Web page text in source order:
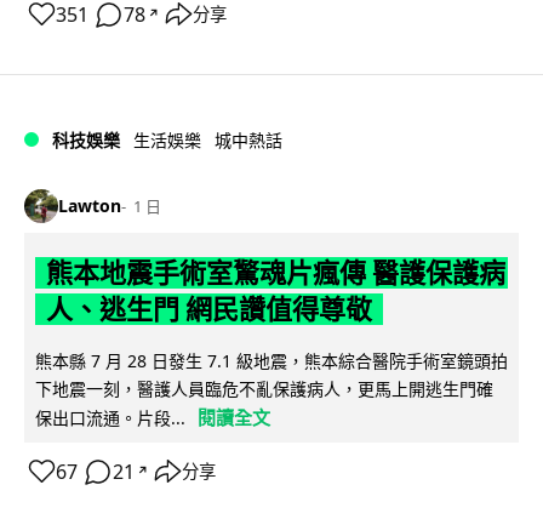
351 78 ↗ 分享
科技娛樂 生活娛樂 城中熱話
Lawton 1 日
熊本地震手術室驚魂片瘋傳 醫護保護病
人、逃生門 網民讚值得尊敬
熊本縣 7 月 28 日發生 7.1 級地震，熊本綜合醫院手術室鏡頭拍
下地震一刻，醫護人員臨危不亂保護病人，更馬上開逃生門確
保出口流通。片段...
閱讀全文
67 21 ↗ 分享